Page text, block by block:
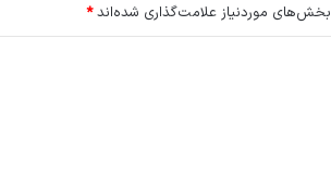
بخش‌های موردنیاز علامت‌گذاری شده‌اند*